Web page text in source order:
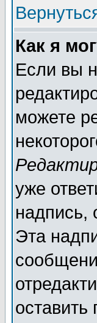
Как я
Если вы
можете
уже
надпись,
Эта
оставить